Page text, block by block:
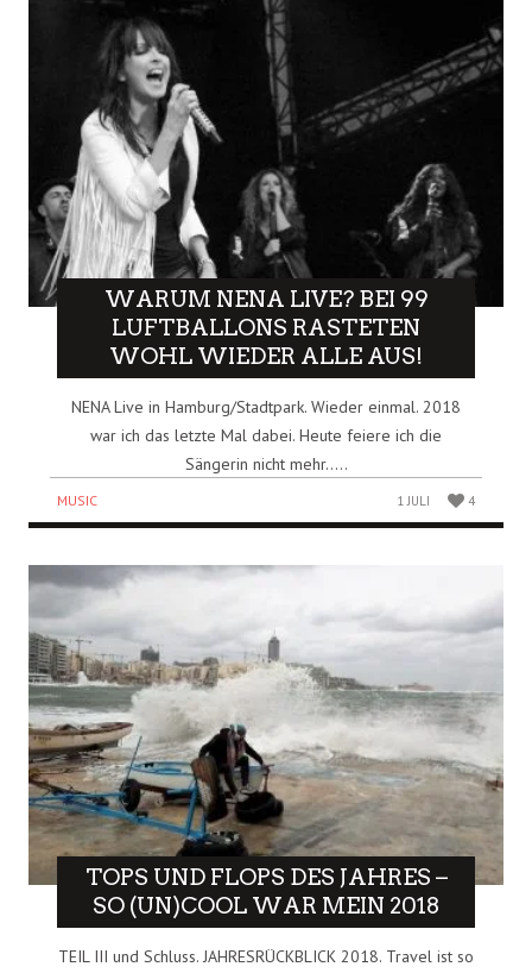
WARUM NENA LIVE? BEI 99
LUFTBALLONS RASTETEN
WOHL WIEDER ALLE AUS!
NENA Live in Hamburg/Stadtpark. Wieder einmal. 2018
war ich das letzte Mal dabei. Heute feiere ich die
Sängerin nicht mehr…..
MUSIC 1 JULI 4
TOPS UND FLOPS DES JAHRES –
SO (UN)COOL WAR MEIN 2018
TEIL III und Schluss. JAHRESRÜCKBLICK 2018. Travel ist so